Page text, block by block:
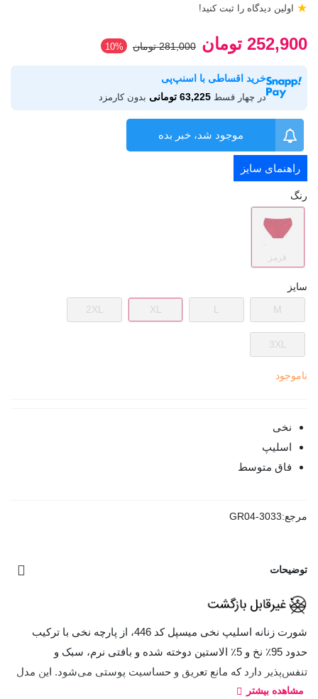
اولین دیدگاه را ثبت کنید! ★
252,900 تومان 281,000 تومان ‎10%
خرید اقساطی با اسنپ‌پی
در چهار قسط 63,225 تومانی بدون کارمزد
موجود شد، خبر بده
راهنمای سایز
رنگ
قرمز
سایز
M
L
XL
2XL
3XL
ناموجود
نخی
اسلیپ
فاق متوسط
مرجع:GR04-3033
توضیحات
شورت زنانه اسلیپ نخی میسپل کد 446، از پارچه نخی با ترکیب
حدود 95٪ نخ و 5٪ الاستین دوخته شده و بافتی نرم، سبک و
تنفس‌پذیر دارد که مانع تعریق و حساسیت پوستی می‌شود. این مدل
با فاق متوسط و کشسانی مناسب طراحی شده تا به‌خوبی فرم بدن
مشاهده بیشتر